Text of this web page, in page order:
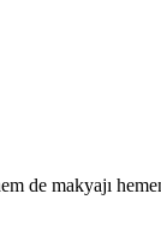
de makyajı